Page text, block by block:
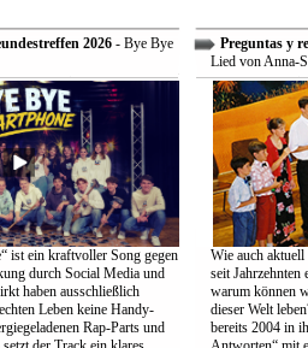
2026- Bye Bye
ist ein kraftvoller Song gegen
durch Social Media und
haben ausschließlich
Leben keine Handy-
Rap-Parts und
Preguntas y
Lied von Anna-
Wie auch
seit Jahrzehnten
warum können
dieser Welt
bereits 2004 in